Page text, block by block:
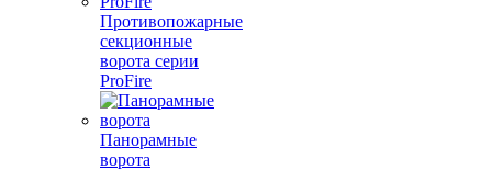
Противопожарные
секционные
ворота серии
ProFire
Панорамные
ворота